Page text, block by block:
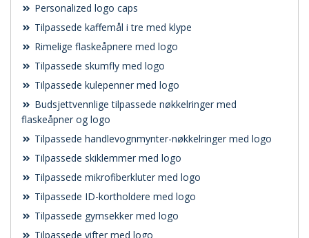
Personalized logo caps
Tilpassede kaffemål i tre med klype
Rimelige flaskeåpnere med logo
Tilpassede skumfly med logo
Tilpassede kulepenner med logo
Budsjettvennlige tilpassede nøkkelringer med
flaskeåpner og logo
Tilpassede handlevognmynter-nøkkelringer med logo
Tilpassede skiklemmer med logo
Tilpassede mikrofiberkluter med logo
Tilpassede ID-kortholdere med logo
Tilpassede gymsekker med logo
Tilpassede vifter med logo